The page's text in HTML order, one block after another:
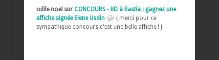
odile noel sur CONCOURS - BD à Bastia : gagnez une
affiche signée Elene Usdin
{ merci pour ce
sympathique concours c'est une belle affiche ! } –